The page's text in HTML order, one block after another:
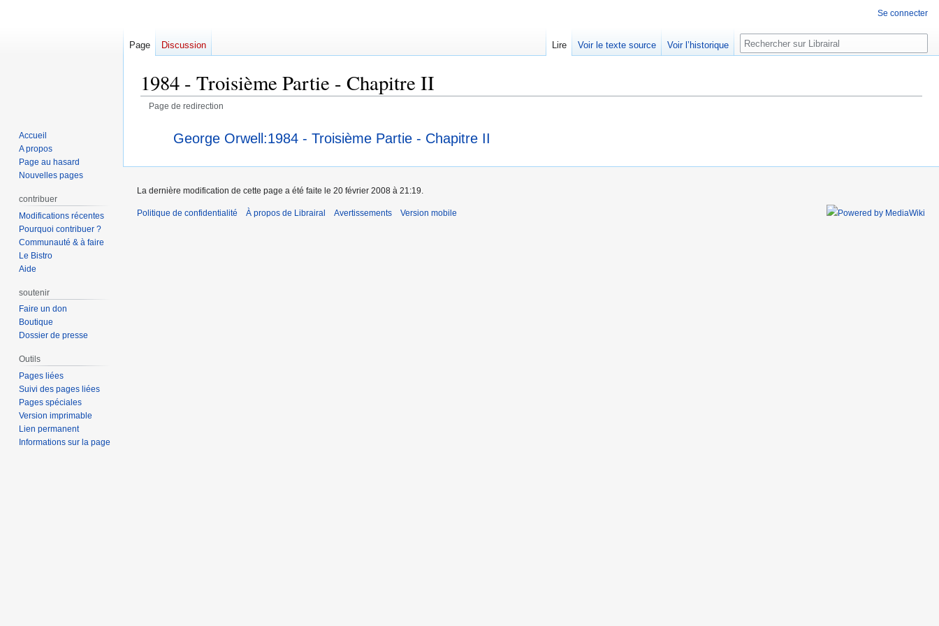
1984 - Troisième Partie - Chapitre II
Page de redirection
George Orwell:1984 - Troisième Partie - Chapitre II
Se connecter
Page Discussion Lire Voir le texte source Voir l’historique Rechercher
Accueil
A propos
Page au hasard
Nouvelles pages
contribuer
Modifications récentes
Pourquoi contribuer ?
Communauté & à faire
Le Bistro
Aide
soutenir
Faire un don
Boutique
Dossier de presse
Outils
Pages liées
Suivi des pages liées
Pages spéciales
Version imprimable
Lien permanent
Informations sur la page
La dernière modification de cette page a été faite le 20 février 2008 à 21:19.
Politique de confidentialité À propos de Librairal Avertissements Version mobile